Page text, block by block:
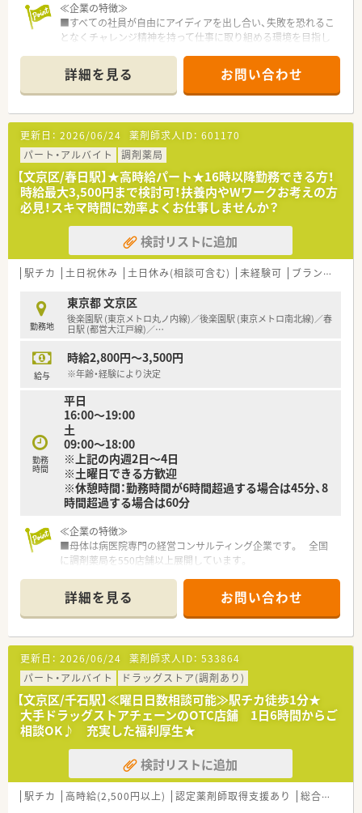
≪企業の特徴≫
■すべての社員が自由にアイディアを出し合い、失敗を恐れるこ
となくチャレンジ精神を持って仕事に取り組める環境を目指し
■薬剤師として更なるキャリアアップを目指す方はもちろん、薬
剤師としての枠を超えたキャリアアップのチャンスがたくさん
ある環境です
■東京、神奈川、千葉、埼玉を中心に約130店舗展開中の大手チェ
ーン薬局です
詳細を見る お問い合わせ
更新日： 2026/06/24 薬剤師求人ID： 601170
パート・アルバイト
調剤薬局
【文京区/春日駅】★高時給パート★16時以降勤務できる方！
時給最大3,500円まで検討可！扶養内やWワークお考えの方
必見！スキマ時間に効率よくお仕事しませんか？
検討リストに追加
駅チカ 土日祝休み 土日休み(相談可含む) 未経験可 ブランク可
勤務地
東京都 文京区
後楽園駅 (東京メトロ丸ノ内線)／後楽園駅 (東京メトロ南北線)／春
日駅 (都営大江戸線)／…
給与
時給2,800円～3,500円
※年齢・経験により決定
勤務
時間
平日
16:00～19:00
土
09:00～18:00
※上記の内週2日～4日
※土曜日できる方歓迎
※休憩時間：勤務時間が6時間超過する場合は45分、8
時間超過する場合は60分
≪企業の特徴≫
■母体は病医院専門の経営コンサルティング企業です。 全国
に調剤薬局を550店舗以上展開しています。
器のリースなど幅広く事業を展開しております。
■勤務地や転勤の有無など、希望により働き方を選択できます。
■転勤のない働き方も可能です。
入社後に「転勤あり」から「転勤なし」へ
働き方を変更することもできます。
■電子薬歴・ピッキングサポートシステムを導入しています。全
店舗にて統一されています。
■糖尿病や在宅、がんといった領域などで
「社内認定専門薬剤師」の育成に力を入れており薬剤師さんの専
門性を高めています。
≪福利厚生が整っています≫
■育休復帰率は100％！
育児休業は、最大3歳に達した月の末日まで延長可能です。
■「短時間勤務制度」もあり、子育てと両立しながら勤務できる
詳細を見る お問い合わせ
更新日： 2026/06/24 薬剤師求人ID： 533864
パート・アルバイト
ドラッグストア(調剤あり)
【文京区/千石駅】≪曜日日数相談可能≫駅チカ徒歩1分★
大手ドラッグストアチェーンのOTC店舗 1日6時間からご
相談OK♪ 充実した福利厚生★
検討リストに追加
駅チカ 高時給(2,500円以上) 認定薬剤師取得支援あり 総合科目